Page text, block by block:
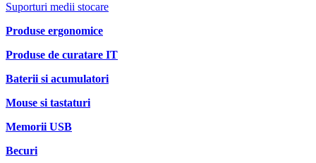
Suporturi medii stocare
Produse ergonomice
Produse de curatare IT
Baterii si acumulatori
Mouse si tastaturi
Memorii USB
Becuri